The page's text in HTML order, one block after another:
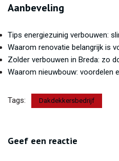
Aanbeveling
Tips energiezuinig verbouwen:
Waarom renovatie belangrijk is
Zolder verbouwen in Breda: zo
Waarom nieuwbouw: voordelen
Tags: Dakdekkersbedrijf
Geef een reactie